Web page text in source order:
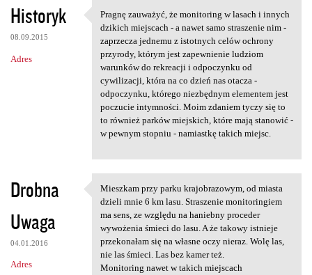
K
o
m
e
e
Historyk
08.09.2015
Adres
Pragnę zauważyć, że
Pragnę zauważyć, że monitoring w lasach i innych
dzikich miejscach - a nawet samo straszenie nim -
zaprzecza jednemu z istotnych celów ochrony
przyrody, którym jest zapewnienie ludziom
warunków do rekreacji i odpoczynku od
cywilizacji, która na co dzień nas otacza -
odpoczynku, którego niezbędnym elementem jest
poczucie intymności. Moim zdaniem tyczy się to
to również parków miejskich, które mają stanowić -
w pewnym stopniu - namiastkę takich miejsc.
Drobna
Uwaga
04.01.2016
Adres
Mieszkam przy parku
Mieszkam przy parku krajobrazowym, od miasta
dzieli mnie 6 km lasu. Straszenie monitoringiem
ma sens, ze względu na haniebny proceder
wywożenia śmieci do lasu. A że takowy istnieje
przekonałam się na własne oczy nieraz. Wolę las,
nie las śmieci. Las bez kamer też.
Monitoring nawet w takich miejscach